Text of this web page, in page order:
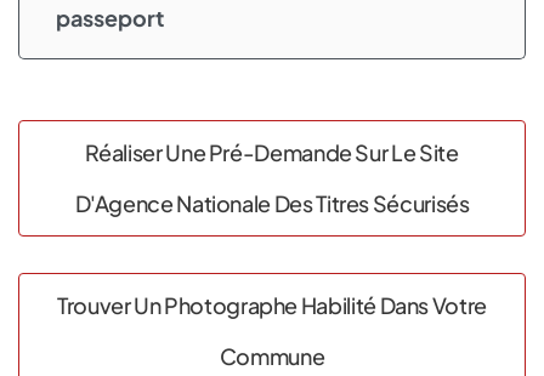
passeport
Réaliser Une Pré-Demande Sur Le Site
D'Agence Nationale Des Titres Sécurisés
Trouver Un Photographe Habilité Dans Votre
Commune